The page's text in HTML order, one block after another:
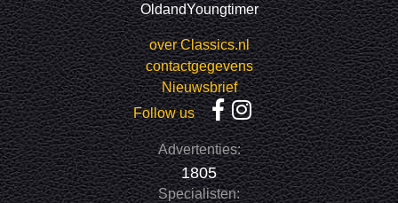
OldandYoungtimer
over Classics.nl
contactgegevens
Nieuwsbrief
Follow us
Advertenties:
1805
Specialisten: